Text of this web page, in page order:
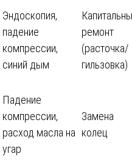
Эндоскопия,
падение
компрессии,
синий дым
ремонт
(расточка/
гильзовка)
Падение
компрессии,
расход масла на
угар
Замена
колец